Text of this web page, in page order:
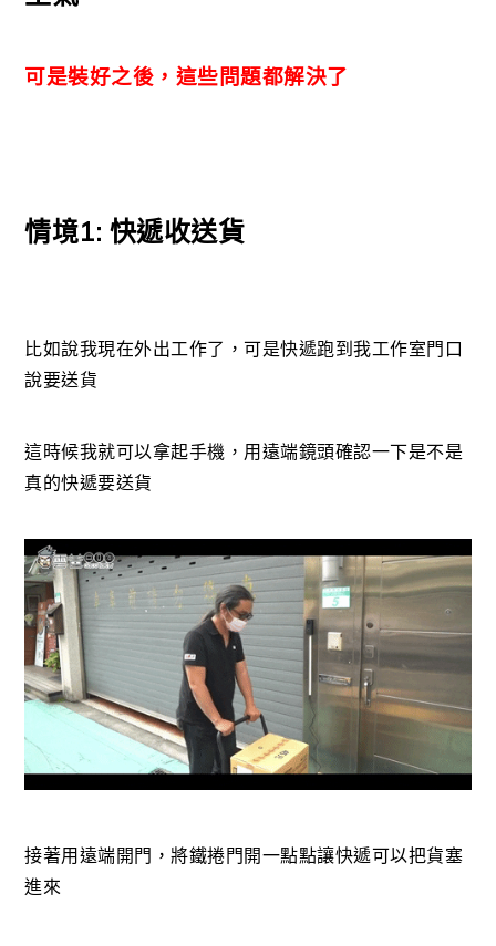
可是裝好之後，這些問題都解決了
情境1: 快遞收送貨
比如說我現在外出工作了，可是快遞跑到我工作室門口
說要送貨
這時候我就可以拿起手機，用遠端鏡頭確認一下是不是
真的快遞要送貨
接著用遠端開門，將鐵捲門開一點點讓快遞可以把貨塞
進來